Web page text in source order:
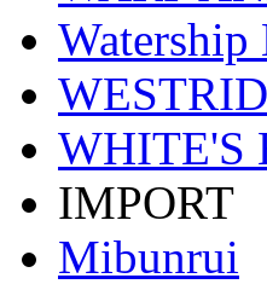
Watership
WHITE'S
IMPORT
Mibunrui